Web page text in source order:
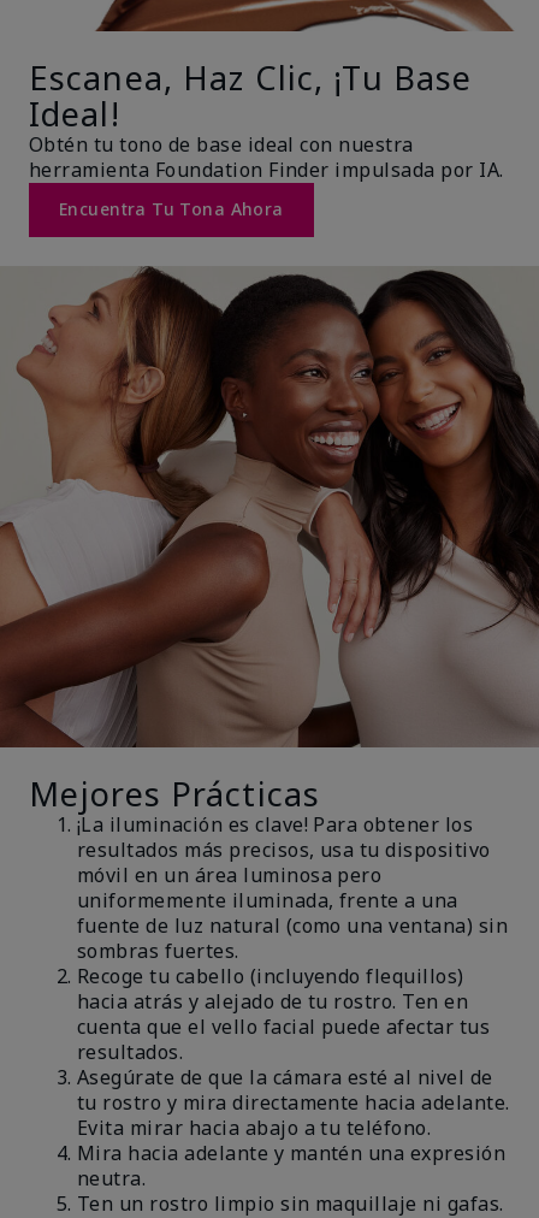
Escanea, Haz Clic, ¡Tu Base
Ideal!
Obtén tu tono de base ideal con nuestra
herramienta Foundation Finder impulsada por IA.
Encuentra Tu Tona Ahora
Mejores Prácticas
¡La iluminación es clave! Para obtener los
resultados más precisos, usa tu dispositivo
móvil en un área luminosa pero
uniformemente iluminada, frente a una
fuente de luz natural (como una ventana) sin
sombras fuertes.
Recoge tu cabello (incluyendo flequillos)
hacia atrás y alejado de tu rostro. Ten en
cuenta que el vello facial puede afectar tus
resultados.
Asegúrate de que la cámara esté al nivel de
tu rostro y mira directamente hacia adelante.
Evita mirar hacia abajo a tu teléfono.
Mira hacia adelante y mantén una expresión
neutra.
Ten un rostro limpio sin maquillaje ni gafas.